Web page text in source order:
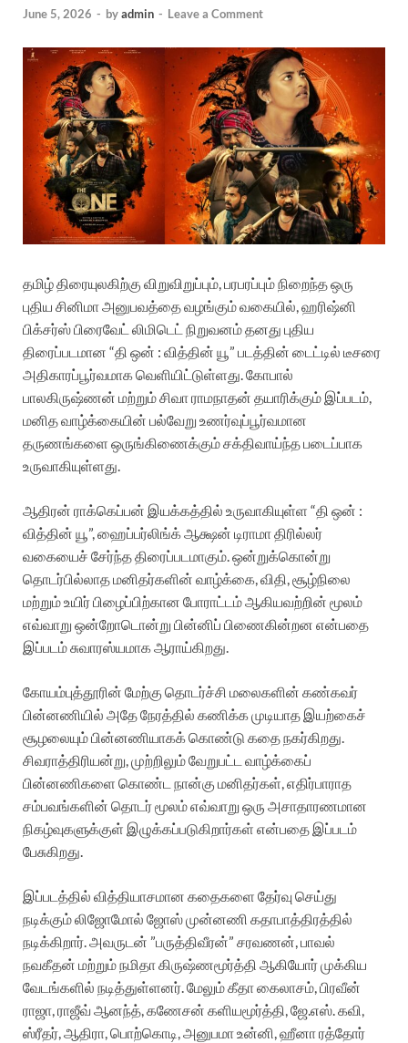
June 5, 2026 - byadmin - Leave a Comment
தமிழ் திரையுலகிற்கு விறுவிறுப்பும், பரபரப்பும் நிறைந்த ஒரு
புதிய சினிமா அனுபவத்தை வழங்கும் வகையில், ஹரிஷ்னி
பிக்சர்ஸ் பிரைவேட் லிமிடெட் நிறுவனம் தனது புதிய
திரைப்படமான “தி ஒன் : வித்தின் யூ” படத்தின் டைட்டில் டீசரை
அதிகாரப்பூர்வமாக வெளியிட்டுள்ளது. கோபால்
பாலகிருஷ்ணன் மற்றும் சிவா ராமநாதன் தயாரிக்கும் இப்படம்,
மனித வாழ்க்கையின் பல்வேறு உணர்வுப்பூர்வமான
தருணங்களை ஒருங்கிணைக்கும் சக்திவாய்ந்த படைப்பாக
உருவாகியுள்ளது.
ஆதிரன் ராக்கெப்பன் இயக்கத்தில் உருவாகியுள்ள “தி ஒன் :
வித்தின் யூ”, ஹைப்பர்லிங்க் ஆக்ஷன் டிராமா திரில்லர்
வகையைச் சேர்ந்த திரைப்படமாகும். ஒன்றுக்கொன்று
தொடர்பில்லாத மனிதர்களின் வாழ்க்கை, விதி, சூழ்நிலை
மற்றும் உயிர் பிழைப்பிற்கான போராட்டம் ஆகியவற்றின் மூலம்
எவ்வாறு ஒன்றோடொன்று பின்னிப் பிணைகின்றன என்பதை
இப்படம் சுவாரஸ்யமாக ஆராய்கிறது.
கோயம்புத்தூரின் மேற்கு தொடர்ச்சி மலைகளின் கண்கவர்
பின்னணியில் அதே நேரத்தில் கணிக்க முடியாத இயற்கைச்
சூழலையும் பின்னணியாகக் கொண்டு கதை நகர்கிறது.
சிவராத்திரியன்று, முற்றிலும் வேறுபட்ட வாழ்க்கைப்
பின்னணிகளை கொண்ட நான்கு மனிதர்கள், எதிர்பாராத
சம்பவங்களின் தொடர் மூலம் எவ்வாறு ஒரு அசாதாரணமான
நிகழ்வுகளுக்குள் இழுக்கப்படுகிறார்கள் என்பதை இப்படம்
பேசுகிறது.
இப்படத்தில் வித்தியாசமான கதைகளை தேர்வு செய்து
நடிக்கும் லிஜோமோல் ஜோஸ் முன்னணி கதாபாத்திரத்தில்
நடிக்கிறார். அவருடன் ”பருத்திவீரன்” சரவணன், பாவல்
நவகீதன் மற்றும் நமிதா கிருஷ்ணமூர்த்தி ஆகியோர் முக்கிய
வேடங்களில் நடித்துள்ளனர். மேலும் கீதா கைலாசம், பிரவீன்
ராஜா, ராஜீவ் ஆனந்த், கணேசன் களியமூர்த்தி, ஜே.எஸ். கவி,
ஸ்ரீதர், ஆதிரா, பொற்கொடி, அனுபமா உன்னி, ஹீனா ரத்தோர்